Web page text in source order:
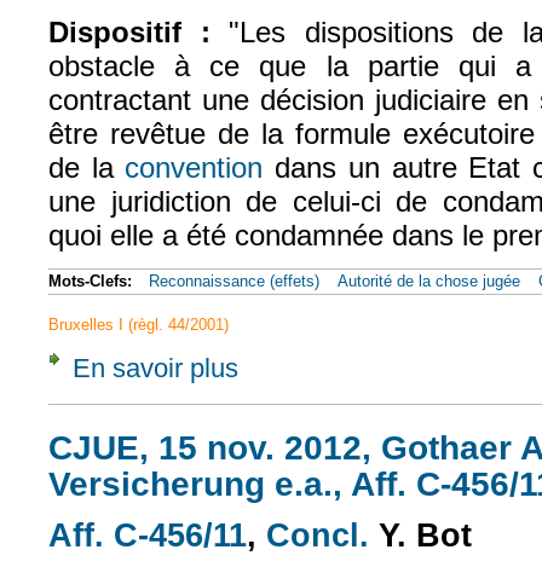
Dispositif : "Les dispositions de
obstacle à ce que la partie qui a
contractant une décision judiciaire
être revêtue de la formule
de la convention (le lien est externe)
dans un autre Etat
une juridiction de celui-ci de
quoi elle a été condamnée dans le
Mots-Clefs: Reconnaissance (effets) Autorité de la chose jugée
Bruxelles I (règl. 44/2001)
En savoir plus
CJUE, 15 nov. 2012, Gothaer
Versicherung e.a., Aff. C-456/
Aff. C-456/11 (le lien est externe)
, Concl. (le lien est
Y. Bot